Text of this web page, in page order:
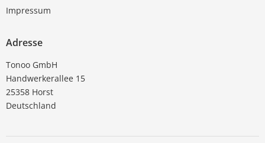
Impressum
Adresse
Tonoo GmbH
Handwerkerallee 15
25358 Horst
Deutschland